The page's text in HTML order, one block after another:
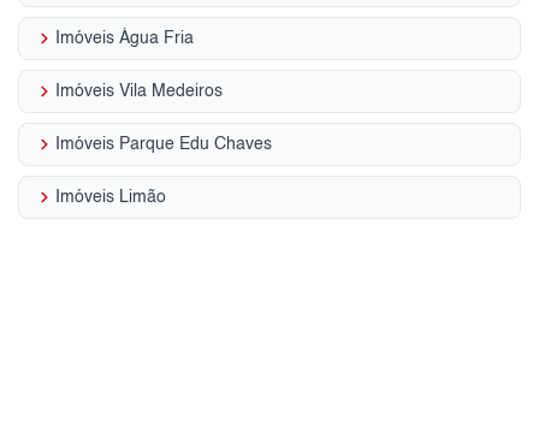
keyboard_arrow_right Imóveis Água Fria
keyboard_arrow_right Imóveis Vila Medeiros
keyboard_arrow_right Imóveis Parque Edu Chaves
keyboard_arrow_right Imóveis Limão